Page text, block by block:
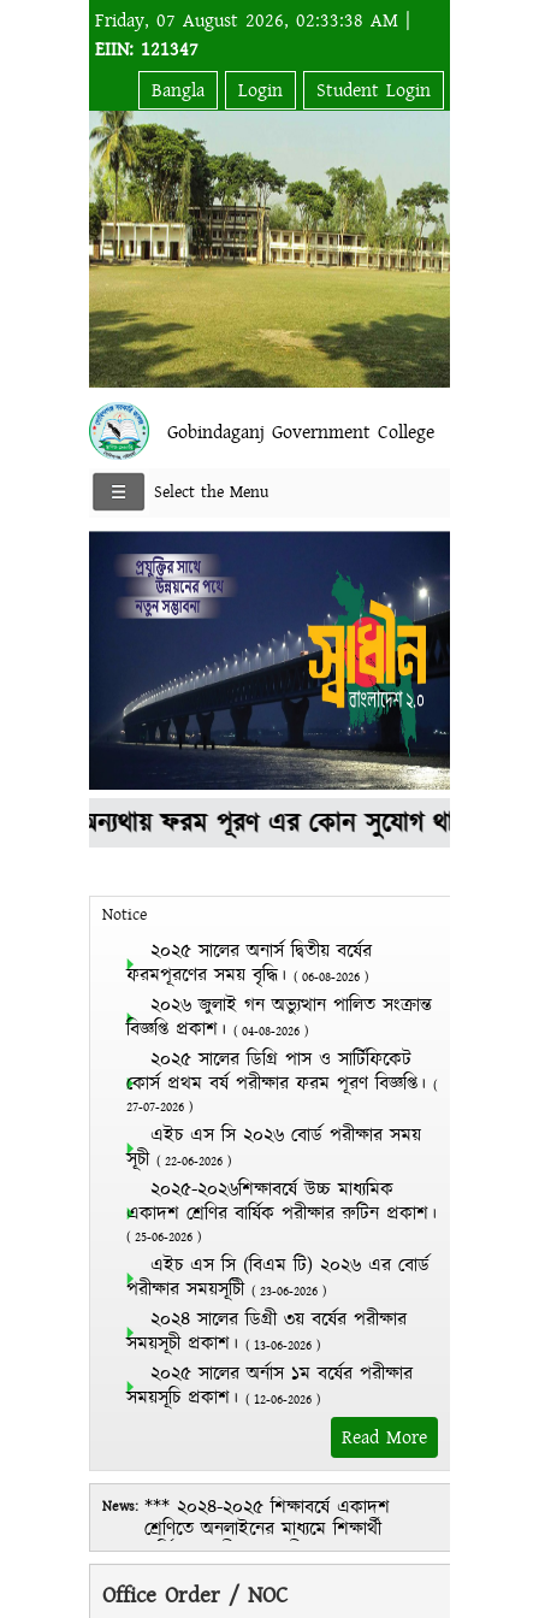
Friday, 07 August 2026, 02:33:38 AM |
EIIN: 121347
Bangla
Login Student Login
Gobindaganj Government College
Select the Menu
অন্যথায় ফরম পূরণ এর কোন সুযোগ থাকবে না।
Notice
২০২৫ সালের অনার্স দ্বিতীয় বর্ষের
ফরমপূরণের সময় বৃদ্ধি। ( 06-08-2026 )
২০২৬ জুলাই গন অভ্যুত্থান পালিত সংক্রান্ত
বিজ্ঞপ্তি প্রকাশ। ( 04-08-2026 )
২০২৫ সালের ডিগ্রি পাস ও সার্টিফিকেট
কোর্স প্রথম বর্ষ পরীক্ষার ফরম পূরণ বিজ্ঞপ্তি। (
27-07-2026 )
এইচ এস সি ২০২৬ বোর্ড পরীক্ষার সময়
সূচী ( 22-06-2026 )
২০২৫-২০২৬শিক্ষাবর্ষে উচ্চ মাধ্যমিক
একাদশ শ্রেণির বার্ষিক পরীক্ষার রুটিন প্রকাশ।
( 25-06-2026 )
এইচ এস সি (বিএম টি) ২০২৬ এর বোর্ড
পরীক্ষার সময়সূচীি ( 23-06-2026 )
২০২৪ সালের ডিগ্রী ৩য় বর্ষের পরীক্ষার
সময়সূচী প্রকাশ। ( 13-06-2026 )
২০২৫ সালের অর্নাস ১ম বর্ষের পরীক্ষার
সময়সূচি প্রকাশ। ( 12-06-2026 )
Read More
News: *** ২০২৪-২০২৫ শিক্ষাবর্ষে একাদশ
শ্রেণিতে অনলাইনের মাধ্যমে শিক্ষার্থী
ভর্তির সময়সীমা আগামী
২৮/০৭/২০২৪ তারিখ থেকে
০১/০৮/২০২৪ তারিখ পর্যন্ত
Office Order / NOC